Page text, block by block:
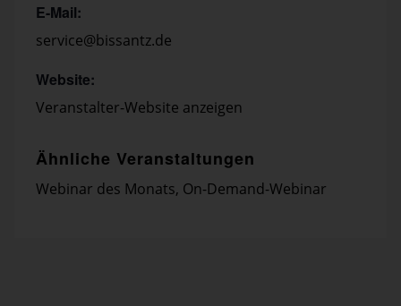
E-Mail:
service@bissantz.de
Website:
Veranstalter-Website anzeigen
Ähnliche Veranstaltungen
Webinar des Monats, On-Demand-Webinar